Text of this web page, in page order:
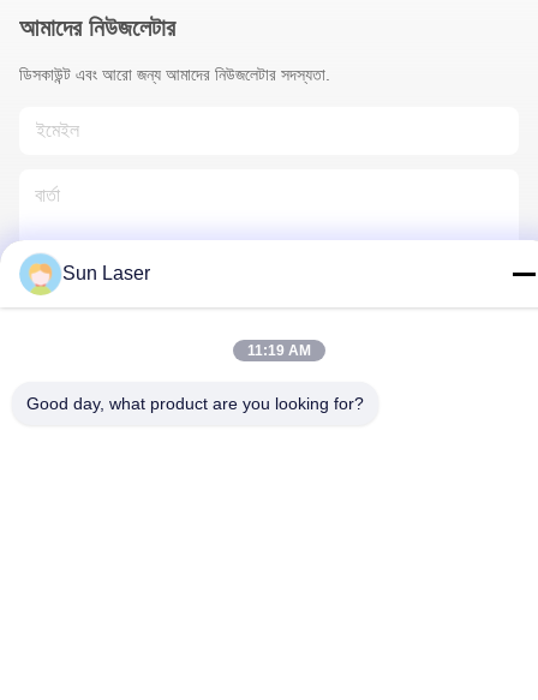
আমাদের নিউজলেটার
ডিসকাউন্ট এবং আরো জন্য আমাদের নিউজলেটার সদস্যতা.
Sun Laser
11:19 AM
Good day, what product are you looking for?